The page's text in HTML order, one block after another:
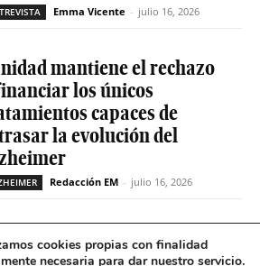
Emma Vicente - julio 16, 2026
mantiene el rechazo
los únicos
capaces de
la evolución del
Redacción EM - julio 16, 2026
geriatría reclama más
en el sistema sanitario
cookies propias con finalidad
necesaria para dar nuestro servicio.